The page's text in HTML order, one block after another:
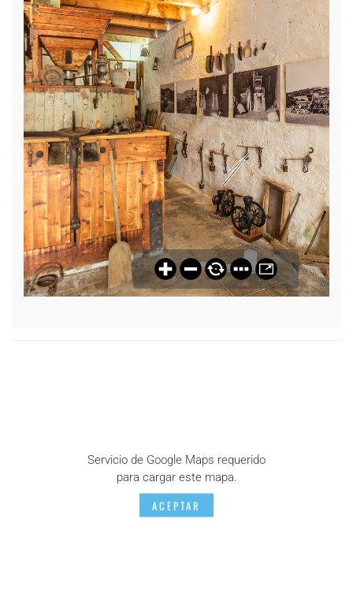
Servicio de Google Maps requerido
para cargar este mapa.
ACEPTAR